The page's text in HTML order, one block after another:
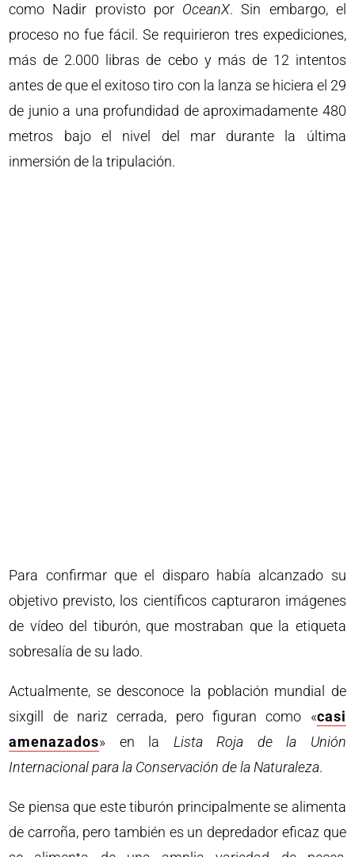
como Nadir provisto por OceanX. Sin embargo, el
proceso no fue fácil. Se requirieron tres expediciones,
más de 2.000 libras de cebo y más de 12 intentos
antes de que el exitoso tiro con la lanza se hiciera el 29
de junio a una profundidad de aproximadamente 480
metros bajo el nivel del mar durante la última
inmersión de la tripulación.
Para confirmar que el disparo había alcanzado su
objetivo previsto, los científicos capturaron imágenes
de vídeo del tiburón, que mostraban que la etiqueta
sobresalía de su lado.
Actualmente, se desconoce la población mundial de
sixgill de nariz cerrada, pero figuran como «casi
amenazados» en la Lista Roja de la Unión
Internacional para la Conservación de la Naturaleza.
Se piensa que este tiburón principalmente se alimenta
de carroña, pero también es un depredador eficaz que